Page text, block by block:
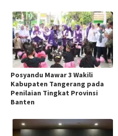
Posyandu Mawar 3 Wakili
Kabupaten Tangerang pada
Penilaian Tingkat Provinsi
Banten